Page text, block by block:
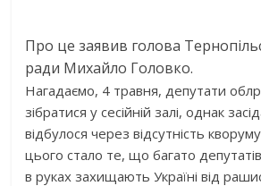
Про це заявив голова
ради Михайло Головко.
Нагадаємо, 4 травня, депутати
зібратися у сесійній залі, однак
відбулося через відсутність
цього стало те, що багато
в руках захищають Україні від